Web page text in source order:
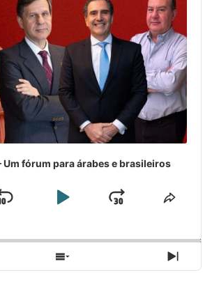
Um fórum para árabes e brasileiros
SKIP
PLAYJUMP
SHOW
EPISODES
NEXT